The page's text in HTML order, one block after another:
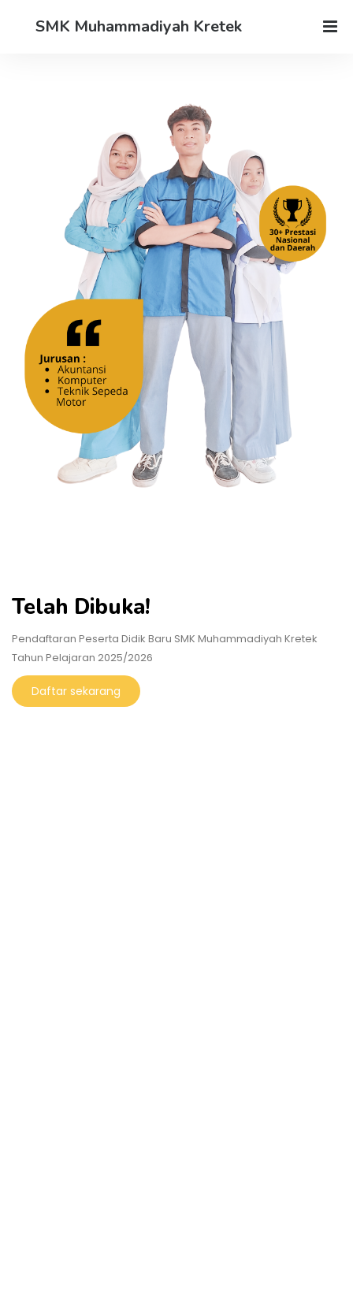
SMK Muhammadiyah Kretek
Telah Dibuka!
Pendaftaran Peserta Didik Baru SMK Muhammadiyah Kretek
Tahun Pelajaran 2025/2026
Daftar sekarang